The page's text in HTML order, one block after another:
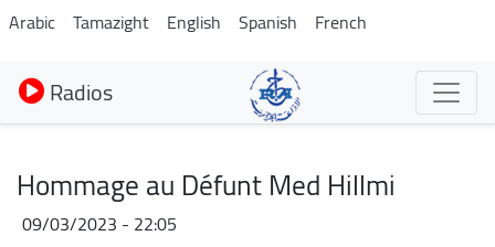
Aller
au
contenu
principal
Arabic Tamazight English Spanish French
Radios
Hommage au Défunt Med Hillmi
09/03/2023 - 22:05